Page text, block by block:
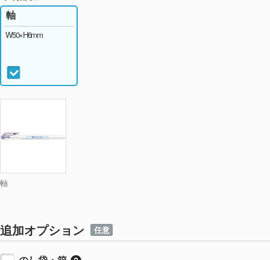
軸
軸
W50×H6mm
追加オプション 任意